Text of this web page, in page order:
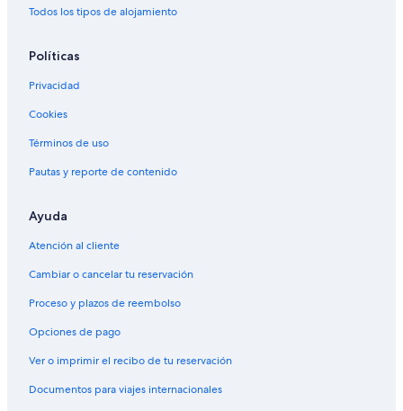
Todos los tipos de alojamiento
Políticas
Privacidad
Cookies
Términos de uso
Pautas y reporte de contenido
Ayuda
Atención al cliente
Cambiar o cancelar tu reservación
Proceso y plazos de reembolso
Opciones de pago
Ver o imprimir el recibo de tu reservación
Documentos para viajes internacionales